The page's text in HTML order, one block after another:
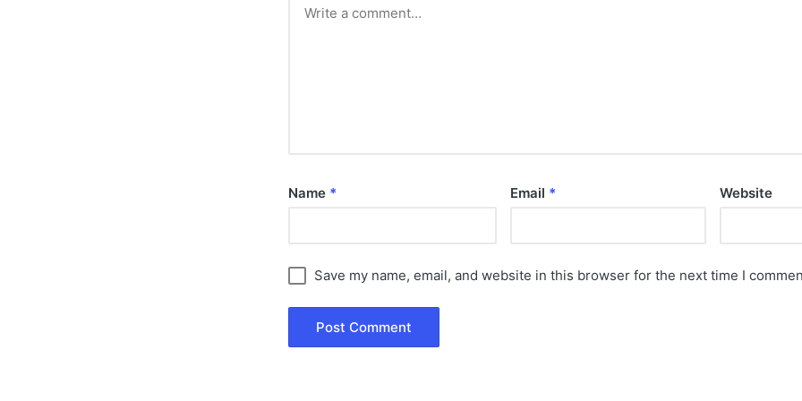
Name * Email * Website
Save my name, email, and website in this browser for the next time I